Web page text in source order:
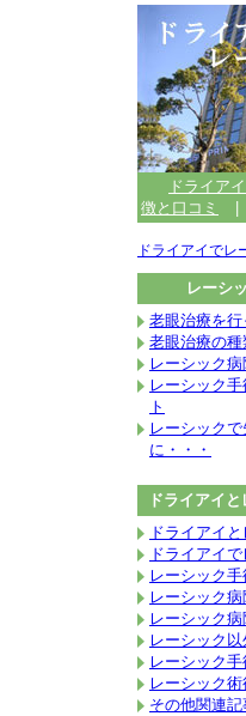
ドライア
徴と口コミ
ドライアイでレ
レーシ
老眼治療を
老眼治療の種
レーシック
レーシック
ト
レーシック
に・・・
ドライアイ
ドライアイ
ドライアイ
レーシック手
レーシック
レーシック
レーシック
レーシック手
レーシック
その他関連記